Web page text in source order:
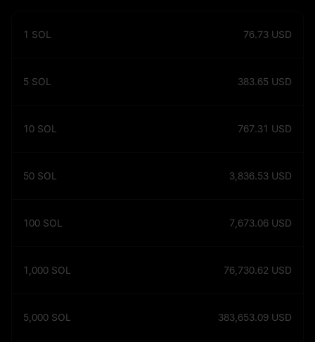
1 SOL 76.73 USD
5 SOL 383.65 USD
10 SOL 767.31 USD
50 SOL 3,836.53 USD
100 SOL 7,673.06 USD
1,000 SOL 76,730.62 USD
5,000 SOL 383,653.09 USD